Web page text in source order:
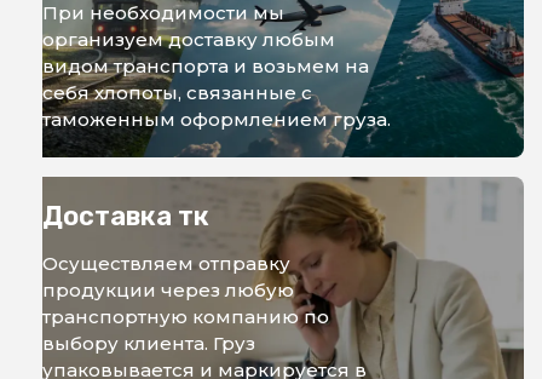
При необходимости мы
организуем доставку любым
видом транспорта и возьмем на
себя хлопоты, связанные с
таможенным оформлением груза.
Доставка тк
Осуществляем отправку
продукции через любую
транспортную компанию по
выбору клиента. Груз
упаковывается и маркируется в